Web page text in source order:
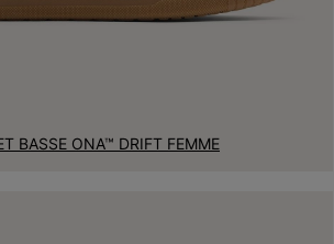
BASSE ONA™ DRIFT FEMME